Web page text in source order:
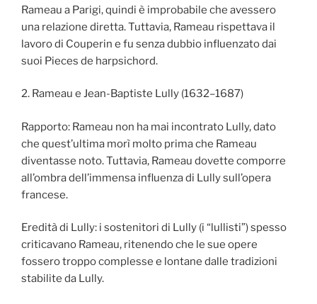
Rameau a Parigi, quindi è improbabile che avessero
una relazione diretta. Tuttavia, Rameau rispettava il
lavoro di Couperin e fu senza dubbio influenzato dai
suoi Pieces de harpsichord.
2. Rameau e Jean-Baptiste Lully (1632–1687)
Rapporto: Rameau non ha mai incontrato Lully, dato
che quest’ultima morì molto prima che Rameau
diventasse noto. Tuttavia, Rameau dovette comporre
all’ombra dell’immensa influenza di Lully sull’opera
francese.
Eredità di Lully: i sostenitori di Lully (i “lullisti”) spesso
criticavano Rameau, ritenendo che le sue opere
fossero troppo complesse e lontane dalle tradizioni
stabilite da Lully.